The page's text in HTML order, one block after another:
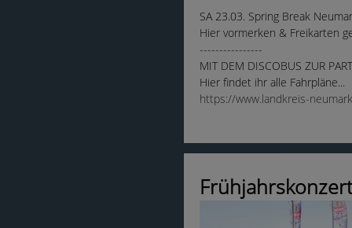
SA 23.03. Spring Break
Hier vormerken & Freikarten
----------------
MIT DEM DISCOBUS ZUR
Hier findet ihr alle Fahrpläne...
https://www.landkreis-